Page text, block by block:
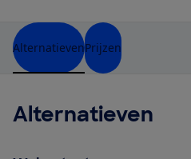
AlternatievenPrijzen
Alternatieven